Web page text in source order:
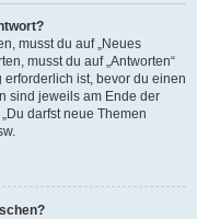
musst du auf „Neues
musst du auf „Antworten“
ist, bevor du einen
sind jeweils am Ende der
darfst neue Themen